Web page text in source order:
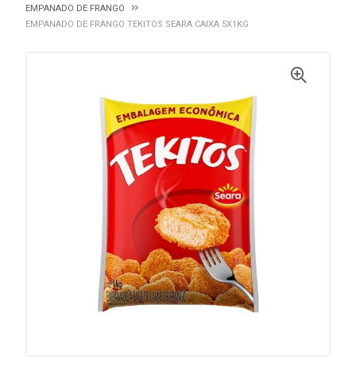
EMPANADO DE FRANGO
EMPANADO DE FRANGO TEKITOS SEARA CAIXA 5X1KG